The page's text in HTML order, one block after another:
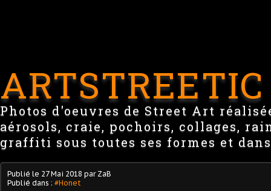
ARTSTREETIC
Photos d'oeuvres de Street Art
aérosols, craie, pochoirs, collages,
graffiti sous toutes ses formes et
Publié le 27 Mai 2018 par ZaB
Publié dans : #Honet